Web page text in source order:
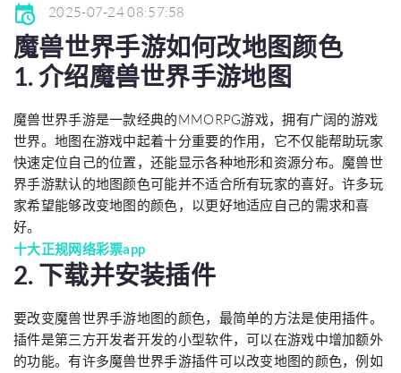
2025-07-24 08:57:58
魔兽世界手游如何改地图颜色
1. 介绍魔兽世界手游地图
魔兽世界手游是一款经典的MMORPG游戏，拥有广阔的游戏
世界。地图在游戏中起着十分重要的作用，它不仅能帮助玩家
快速定位自己的位置，还能显示各种地形和资源分布。魔兽世
界手游默认的地图颜色可能并不适合所有玩家的喜好。许多玩
家希望能够改变地图的颜色，以更好地适应自己的需求和喜
好。
十大正规网络彩票app
2. 下载并安装插件
要改变魔兽世界手游地图的颜色，最简单的方法是使用插件。
插件是第三方开发者开发的小型软件，可以在游戏中增加额外
的功能。有许多魔兽世界手游插件可以改变地图的颜色，例如